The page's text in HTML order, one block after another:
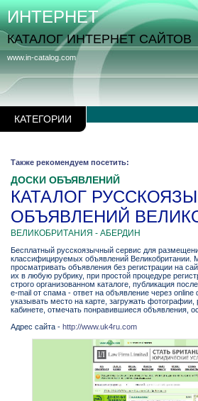
КАТЕГОРИИ
www.in-catalog.com
ИНТЕРНЕТ
КАТАЛОГ ИНТЕРНЕТ САЙТОВ
Также рекомендуем посетить:
ДОСКИ ОБЪЯВЛЕНИЙ
КАТАЛОГ
ОБЪЯВЛЕНИЙ
ВЕЛИКОБРИТАНИЯ - АБЕРДИН
Бесплатный русскоязычный сервис для
классифицируемых объявлений Великобритании.
просматривать объявления без регистрации на
их в любую рубрику, при простой процедуре
строго организованном каталоге, публикация
e-mail от спама - ответ на объявление через
указывать место на карте, загружать фотографии,
кабинете, отмечать понравившиеся объявления,
Адрес сайта - http://www.uk4ru.com